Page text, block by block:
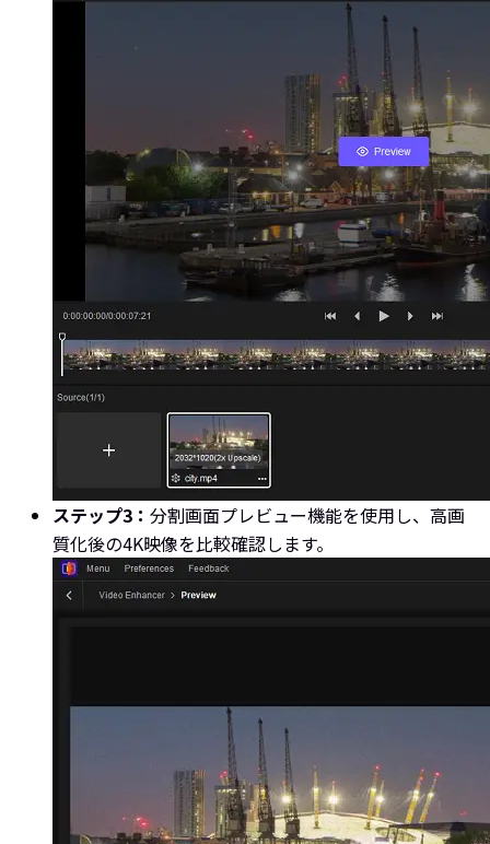
ステップ3： 分割画面プレビュー機能を使用し、高画
質化後の4K映像を比較確認します。